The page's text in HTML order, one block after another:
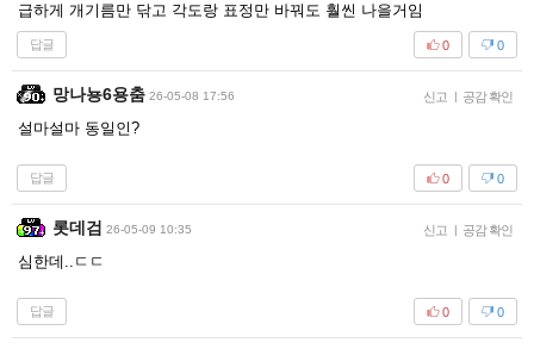
급하게 개기름만 닦고 각도랑 표정만 바꿔도 훨씬 나을거임
답글 0
0
망나뇽6용춤 26-05-08 17:56 신고 | 공감 확인
설마설마 동일인?
답글 0
0
롯데검 26-05-09 10:35 신고 | 공감 확인
심한데..ㄷㄷ
답글 0
0